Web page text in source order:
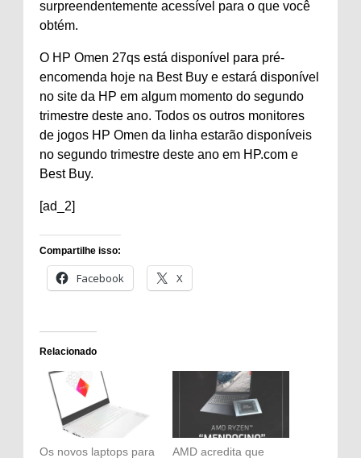
surpreendentemente acessível para o que você
obtém.
O HP Omen 27qs está disponível para pré-
encomenda hoje na Best Buy e estará disponível
no site da HP em algum momento do segundo
trimestre deste ano. Todos os outros monitores
de jogos HP Omen da linha estarão disponíveis
no segundo trimestre deste ano em HP.com e
Best Buy.
[ad_2]
Compartilhe isso:
Facebook X
Relacionado
Os novos laptops para
AMD acredita que